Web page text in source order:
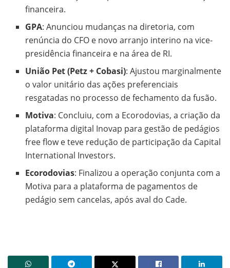
financeira.
GPA: Anunciou mudanças na diretoria, com
renúncia do CFO e novo arranjo interino na vice-
presidência financeira e na área de RI.
União Pet (Petz + Cobasi): Ajustou marginalmente
o valor unitário das ações preferenciais
resgatadas no processo de fechamento da fusão.
Motiva: Concluiu, com a Ecorodovias, a criação da
plataforma digital Inovap para gestão de pedágios
free flow e teve redução de participação da Capital
International Investors.
Ecorodovias: Finalizou a operação conjunta com a
Motiva para a plataforma de pagamentos de
pedágio sem cancelas, após aval do Cade.